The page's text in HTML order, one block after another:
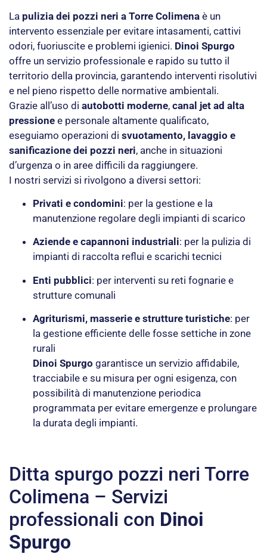
La pulizia dei pozzi neri a Torre Colimena è un
intervento essenziale per evitare intasamenti, cattivi
odori, fuoriuscite e problemi igienici. Dinoi Spurgo
offre un servizio professionale e rapido su tutto il
territorio della provincia, garantendo interventi risolutivi
e nel pieno rispetto delle normative ambientali.
Grazie all’uso di autobotti moderne, canal jet ad alta
pressione e personale altamente qualificato,
eseguiamo operazioni di svuotamento, lavaggio e
sanificazione dei pozzi neri, anche in situazioni
d’urgenza o in aree difficili da raggiungere.
I nostri servizi si rivolgono a diversi settori:
Privati e condomini: per la gestione e la
manutenzione regolare degli impianti di scarico
Aziende e capannoni industriali: per la pulizia di
impianti di raccolta reflui e scarichi tecnici
Enti pubblici: per interventi su reti fognarie e
strutture comunali
Agriturismi, masserie e strutture turistiche: per
la gestione efficiente delle fosse settiche in zone
rurali
Dinoi Spurgo garantisce un servizio affidabile,
tracciabile e su misura per ogni esigenza, con
possibilità di manutenzione periodica
programmata per evitare emergenze e prolungare
la durata degli impianti.
Ditta spurgo pozzi neri Torre
Colimena – Servizi
professionali con Dinoi
Spurgo